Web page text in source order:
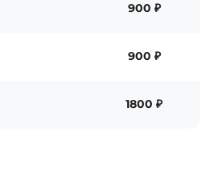
900 ₽
900 ₽
1800 ₽